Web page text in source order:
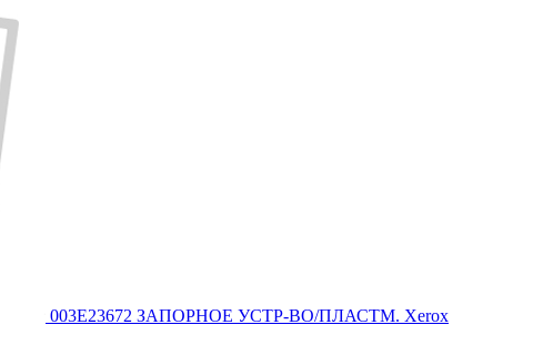
003E23672 ЗАПОРНОЕ УСТР-ВО/ПЛАСТМ. Xerox